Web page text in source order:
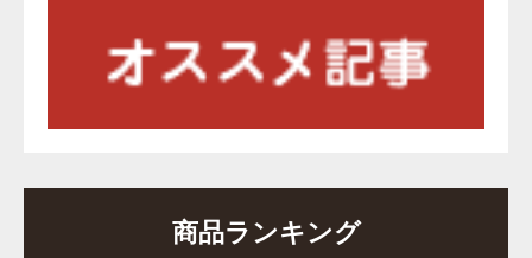
商品ランキング